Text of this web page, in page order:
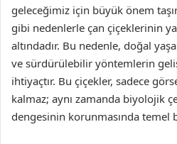
geleceğimiz için büyük önem
gibi nedenlerle çan çiçeklerinin
altındadır. Bu nedenle, doğal
ve sürdürülebilir yöntemlerin
ihtiyaçtır. Bu çiçekler, sadece
kalmaz; aynı zamanda biyolojik
dengesinin korunmasında temel